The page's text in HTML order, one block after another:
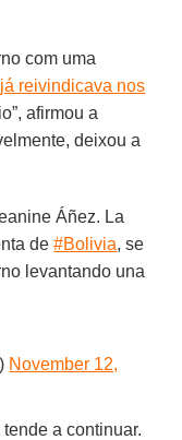
com uma
já reivindicava nos
afirmou a
deixou a
Áñez. La
de#Bolivia, se
levantando una
November 12,
tende a continuar.